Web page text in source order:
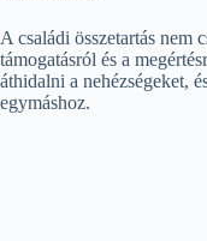
A családi összetartás nem
támogatásról és a
áthidalni a nehézségeket,
egymáshoz.